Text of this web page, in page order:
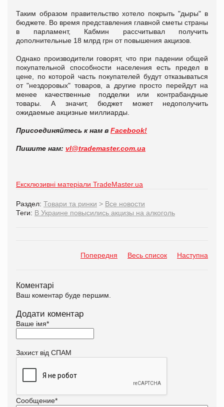
Таким образом правительство хотело покрыть "дыры" в
бюджете. Во время представления главной сметы страны
в парламент, Кабмин рассчитывал получить
дополнительные 18 млрд грн от повышения акцизов.
Однако производители говорят, что при падении общей
покупательной способности населения есть предел в
цене, по которой часть покупателей будут отказываться
от "нездоровых" товаров, а другие просто перейдут на
менее качественные подделки или контрабандные
товары. А значит, бюджет может недополучить
ожидаемые акцизные миллиарды.
Присоединяйтесь к нам в Facebook!
Пишите нам: vl@trademaster.com.ua
Ексклюзивні матеріали TradeMaster.ua
Раздел: Товари та ринки > Все новости
Теги: В Украине повысились акцизы на алкоголь
Попередня Весь список Наступна
Коментарі
Ваш коментар буде першим.
Додати коментар
Ваше імя*
Захист від СПАМ
Сообщение*